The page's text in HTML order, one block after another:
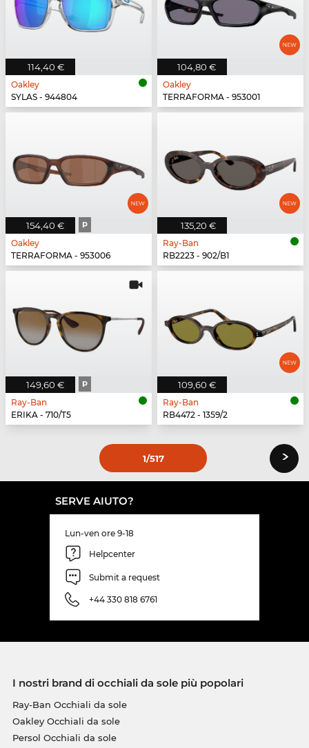
114,40 €
Oakley
SYLAS - 944804
104,80 €
Oakley
TERRAFORMA - 953001
154,40 € P
Oakley
TERRAFORMA - 953006
135,20 €
Ray-Ban
RB2223 - 902/B1
149,60 € P
Ray-Ban
ERIKA - 710/T5
109,60 €
Ray-Ban
RB4472 - 1359/2
1/517 ›
SERVE AIUTO?
Lun-ven ore 9-18
Helpcenter
Submit a request
+44 330 818 6761
I nostri brand di occhiali da sole più popolari
Ray-Ban Occhiali da sole
Oakley Occhiali da sole
Persol Occhiali da sole